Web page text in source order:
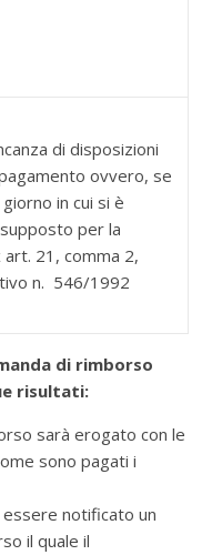
di disposizioni
ovvero, se
in cui si è
per la
21, comma 2,
n. 546/1992
di rimborso
risultati:
sarà erogato con le
sono pagati i
notificato un
il quale il